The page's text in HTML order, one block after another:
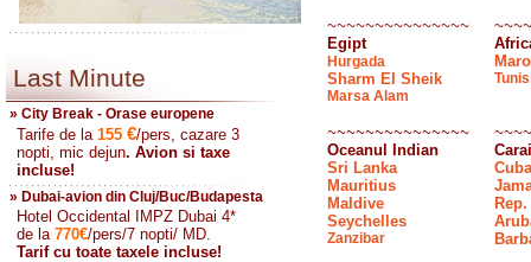
Last Minute
» City Break - Orase europene
Tarife de la 155 €/pers, cazare 3
nopti, mic dejun. Avion si taxe
incluse!
» Dubai-avion din Cluj/Buc/Budapesta
Hotel Occidental IMPZ Dubai 4*
de la 770€/pers/7 nopti/ MD.
Tarif cu toate taxele incluse!
~~~~~~~~~~~~~~~
Egipt
Hurgada
Sharm El Sheik
Marsa Alam
~~~~~~~~~~~~~~~
Oceanul Indian
Sri Lanka
Mauritius
Maldive
Seychelles
Zanzibar